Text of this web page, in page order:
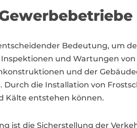
Bedeutung, um
und Wartungen
und der
die Installation von
Kälte entstehen können.
ist die Sicherstellung der